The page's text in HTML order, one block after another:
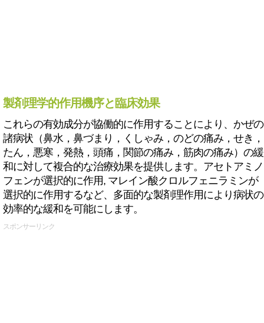
製剤理学的作用機序と臨床効果
これらの有効成分が協働的に作用することにより、かぜの
諸病状（鼻水，鼻づまり，くしゃみ，のどの痛み，せき，
たん，悪寒，発熱，頭痛，関節の痛み，筋肉の痛み）の緩
和に対して複合的な治療効果を提供します。アセトアミノ
フェンが選択的に作用, マレイン酸クロルフェニラミンが
選択的に作用するなど、多面的な製剤理作用により病状の
効率的な緩和を可能にします。
スポンサーリンク